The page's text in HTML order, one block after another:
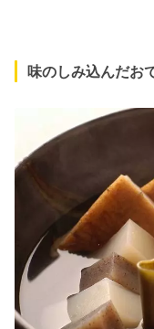
味のしみ込んだお